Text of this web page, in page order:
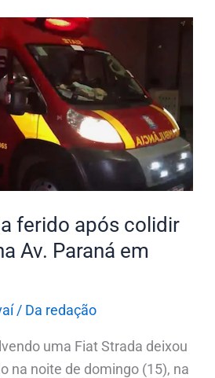
ferido após colidir
Av. Paraná em
/ Da redação
uma Fiat Strada deixou
na noite de domingo (15), na